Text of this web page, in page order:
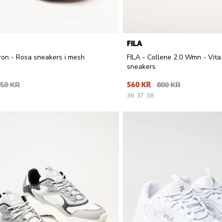
- Rosa sneakers i mesh
KR
FILA
FILA - Collene 2.0 Wmn -
sneakers
560 KR 800 KR
36 37 38